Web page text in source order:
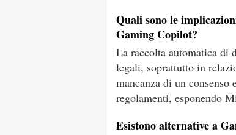
Quali sono le
Gaming Copilot?
La raccolta automatica di
legali, soprattutto in
mancanza di un
regolamenti, esponendo
Esistono alternative a